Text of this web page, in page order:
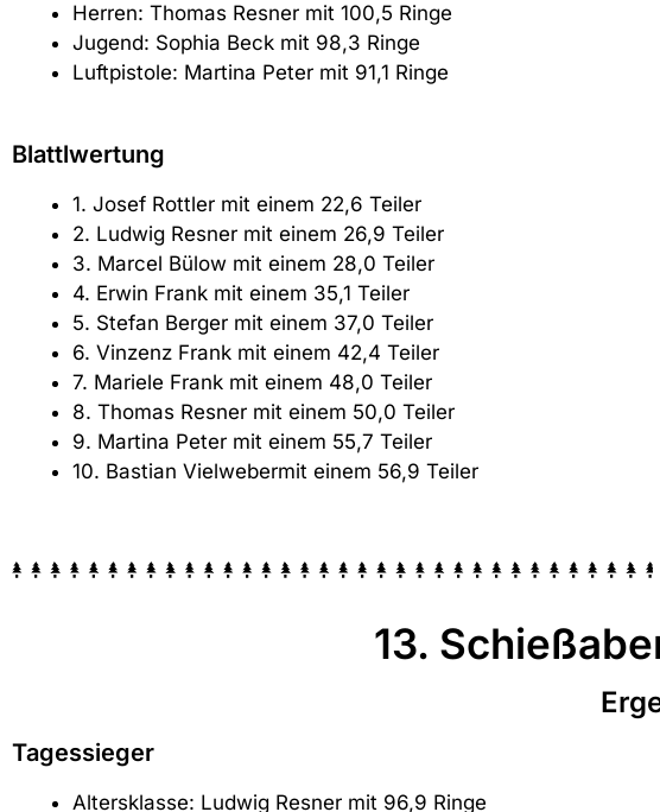
Herren: Thomas Resner mit 100,5 Ringe
Jugend: Sophia Beck mit 98,3 Ringe
Luftpistole: Martina Peter mit 91,1 Ringe
Blattlwertung
1. Josef Rottler mit einem 22,6 Teiler
2. Ludwig Resner mit einem 26,9 Teiler
3. Marcel Bülow mit einem 28,0 Teiler
4. Erwin Frank mit einem 35,1 Teiler
5. Stefan Berger mit einem 37,0 Teiler
6. Vinzenz Frank mit einem 42,4 Teiler
7. Mariele Frank mit einem 48,0 Teiler
8. Thomas Resner mit einem 50,0 Teiler
9. Martina Peter mit einem 55,7 Teiler
10. Bastian Vielwebermit einem 56,9 Teiler
13.
Tagessieger
Altersklasse: Ludwig Resner mit 96,9 Ringe